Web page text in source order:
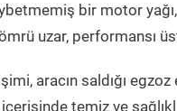
bir motor
uzar, performansı
aracın saldığı
temiz ve